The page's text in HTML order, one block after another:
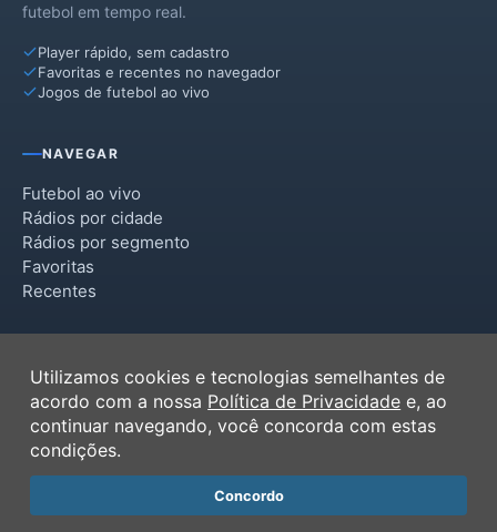
futebol em tempo real.
Player rápido, sem cadastro
Favoritas e recentes no navegador
Jogos de futebol ao vivo
NAVEGAR
Futebol ao vivo
Rádios por cidade
Rádios por segmento
Favoritas
Recentes
Termos de Uso
Política de Privacidade
Ferramentas
Contato
Utilizamos cookies e tecnologias semelhantes de
acordo com a nossa Política de Privacidade e, ao
continuar navegando, você concorda com estas
condições.
Concordo